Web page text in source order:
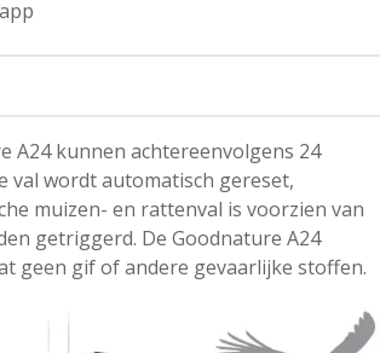
A24 kunnen achtereenvolgens 24
val wordt automatisch gereset,
muizen- en rattenval is voorzien van
getriggerd. De Goodnature A24
geen gif of andere gevaarlijke stoffen.